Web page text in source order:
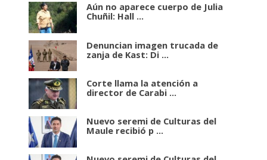
Aún no aparece cuerpo de Julia
Chuñil: Hall ...
Denuncian imagen trucada de
zanja de Kast: Di ...
Corte llama la atención a
director de Carabi ...
Nuevo seremi de Culturas del
Maule recibió p ...